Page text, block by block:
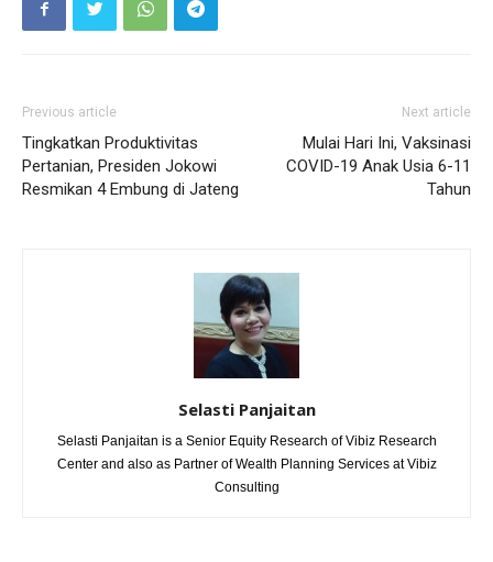
Previous article
Tingkatkan Produktivitas
Pertanian, Presiden Jokowi
Resmikan 4 Embung di Jateng
Next article
Mulai Hari Ini, Vaksinasi
COVID-19 Anak Usia 6-11
Tahun
Selasti Panjaitan
Selasti Panjaitan is a Senior Equity Research of Vibiz Research
Center and also as Partner of Wealth Planning Services at Vibiz
Consulting